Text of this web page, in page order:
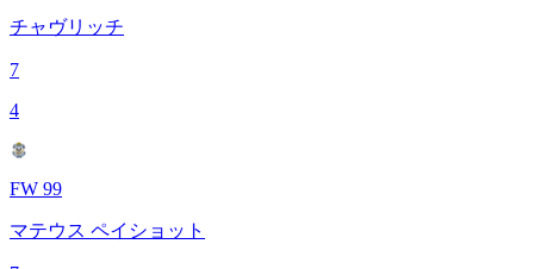
チャヴリッチ
7
4
FW 99
マテウス ペイショット